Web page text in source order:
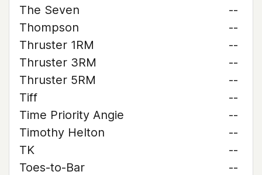
The Seven
--
Thompson
--
Thruster 1RM
--
Thruster 3RM
--
Thruster 5RM
--
Tiff
--
Time Priority Angie
--
Timothy Helton
--
TK
--
Toes-to-Bar
--